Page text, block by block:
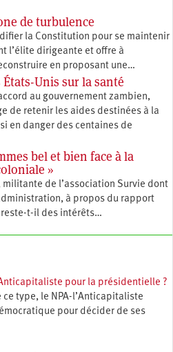
de turbulence
la Constitution pour se maintenir
l’élite dirigeante et offre à
en proposant une…
Unis sur la santé
au gouvernement zambien,
de retenir les aides destinées à la
en danger des centaines de
bel et bien face à la
»
militante de l’association Survie dont
à propos du rapport
reste-t-il des intérêts…
pour la présidentielle ?
type, le NPA-l’Anticapitaliste
pour décider de ses